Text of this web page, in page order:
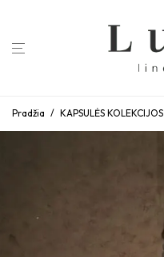
Pradžia / KAPSULĖS KOLEKCIJOS